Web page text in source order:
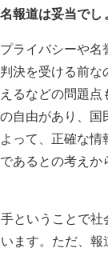
報道は妥当でし
ライバシーや名
決を受ける前な
るなどの問題点
自由があり、国
って、正確な情
あるとの考えか
ということで社
ます。ただ、報